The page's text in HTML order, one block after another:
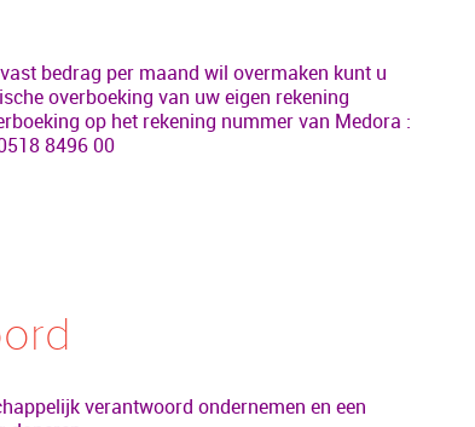
bedrag per maand wil overmaken kunt u
overboeking van uw eigen rekening
op het rekening nummer van Medora :
8496 00
verantwoord ondernemen en een